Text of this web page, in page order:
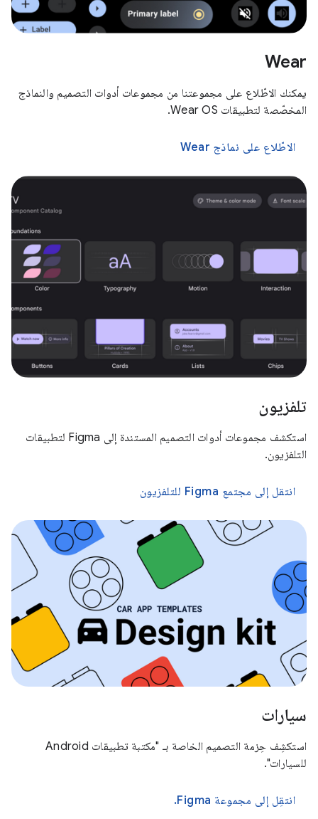
Wear
يمكنك الاطّلاع على مجموعتنا من مجموعات أدوات التصميم والنماذج
المخصّصة لتطبيقات Wear OS.
الاطّلاع على نماذج Wear
تلفزيون
استكشف مجموعات أدوات التصميم المستندة إلى Figma لتطبيقات
التلفزيون.
انتقل إلى مجتمع Figma للتلفزيون
سيارات
استكشِف حِزمة التصميم الخاصة بـ "مكتبة تطبيقات Android
للسيارات".
انتقِل إلى مجموعة Figma.